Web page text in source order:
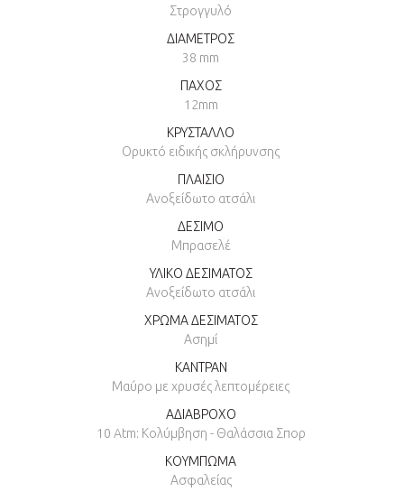
Στρογγυλό
ΔΙΑΜΕΤΡΟΣ
38 mm
ΠΑΧΟΣ
12mm
ΚΡΥΣΤΑΛΛΟ
Ορυκτό ειδικής σκλήρυνσης
ΠΛΑΙΣΙΟ
Ανοξείδωτο ατσάλι
ΔΕΣΙΜΟ
Μπρασελέ
ΥΛΙΚΟ ΔΕΣΙΜΑΤΟΣ
Ανοξείδωτο ατσάλι
ΧΡΩΜΑ ΔΕΣΙΜΑΤΟΣ
Ασημί
ΚΑΝΤΡΑΝ
Μαύρο με χρυσές λεπτομέρειες
ΑΔΙΑΒΡΟΧΟ
10 Atm: Κολύμβηση - Θαλάσσια Σπορ
ΚΟΥΜΠΩΜΑ
Ασφαλείας